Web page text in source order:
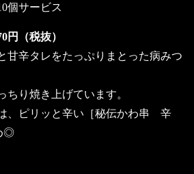
個サービス
円（税抜）
甘辛タレをたっぷりまとった病みつ
ちり焼き上げています。
、ピリッと辛い［秘伝かわ串 辛
◎